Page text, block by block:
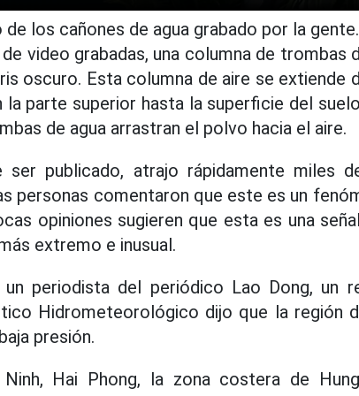
los cañones de agua grabado por la
video grabadas, una columna de trombas
oscuro. Esta columna de aire se extiende
la parte superior hasta la superficie del
de agua arrastran el polvo hacia el aire.
ser publicado, atrajo rápidamente miles
personas comentaron que este es un
opiniones sugieren que esta es una
extremo e inusual.
periodista del periódico Lao Dong, un
Hidrometeorológico dijo que la región
presión.
Hai Phong, la zona costera de